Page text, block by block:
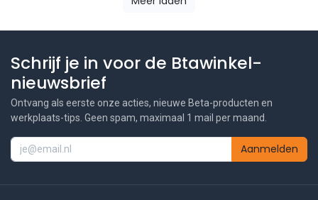
Schrijf je in voor de Btawinkel-
nieuwsbrief
Ontvang als eerste onze acties, nieuwe Beta-producten en
werkplaats-tips. Geen spam, maximaal 1 mail per maand.
Aanmelden